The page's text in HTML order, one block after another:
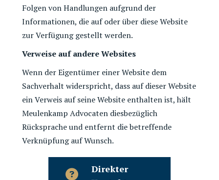
Folgen von Handlungen aufgrund der
Informationen, die auf oder über diese Website
zur Verfügung gestellt werden.
Verweise auf andere Websites
Wenn der Eigentümer einer Website dem
Sachverhalt widerspricht, dass auf dieser Website
ein Verweis auf seine Website enthalten ist, hält
Meulenkamp Advocaten diesbezüglich
Rücksprache und entfernt die betreffende
Verknüpfung auf Wunsch.
Direkter